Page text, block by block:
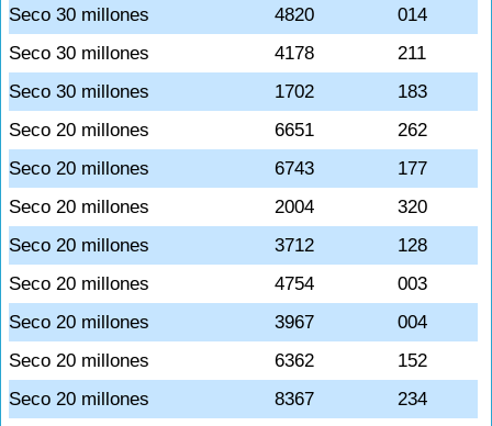
Seco 30 millones
4820
014
Seco 30 millones
4178
211
Seco 30 millones
1702
183
Seco 20 millones
6651
262
Seco 20 millones
6743
177
Seco 20 millones
2004
320
Seco 20 millones
3712
128
Seco 20 millones
4754
003
Seco 20 millones
3967
004
Seco 20 millones
6362
152
Seco 20 millones
8367
234